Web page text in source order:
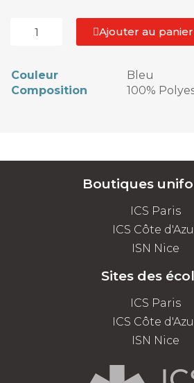
Ajouter au panier
Couleur
Bleu
Composition
100%
Boutiques
ICS Paris
ICS Côte
ISN Nice
Sites des
ICS Paris
ICS Côte
ISN Nice